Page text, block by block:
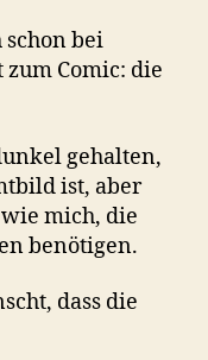
bei
Comic: die
gehalten,
ist, aber
mich, die
benötigen.
dass die